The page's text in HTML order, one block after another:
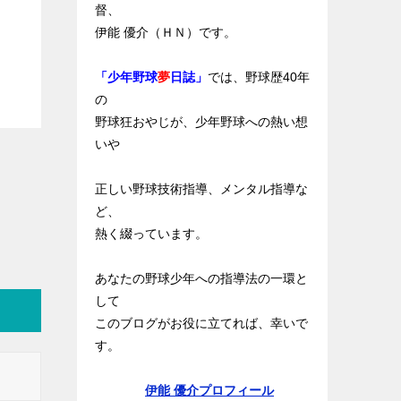
督、
伊能 優介（ＨＮ）です。
「少年野球夢日誌」 では、野球歴40年
の
野球狂おやじが、少年野球への熱い想
いや
正しい野球技術指導、メンタル指導な
ど、
熱く綴っています。
あなたの野球少年への指導法の一環と
して
このブログがお役に立てれば、幸いで
す。
伊能 優介プロフィール